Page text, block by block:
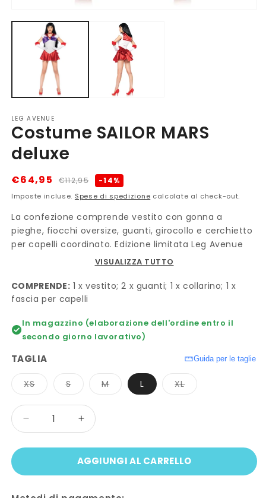
contenuti
multimediali
LEG AVENUE
Costume SAILOR MARS
deluxe
Prezzo
di
€112,95
Prezzo
scontato
€64,95 -14%
Imposte incluse. Spese di spedizione calcolate al check-out.
La confezione comprende vestito con gonna a
pieghe, fiocchi oversize, guanti, girocollo e cerchietto
per capelli coordinato. Edizione limitata Leg Avenue
VISUALIZZA TUTTO
COMPRENDE: 1 x vestito; 2 x guanti; 1 x collarino; 1 x
fascia per capelli
In magazzino (elaborazione dell'ordine entro il
secondo giorno lavorativo)
TAGLIA Guida per le taglie
XSVariante
non
disponibile
SVariante
non
disponibile
MVariante
esaurita
L XLVariante
Quantità
Diminuisci
quantità
per
SAILOR
Aumenta
quantità
per
Costume
SAILOR
AGGIUNGI AL CARRELLO